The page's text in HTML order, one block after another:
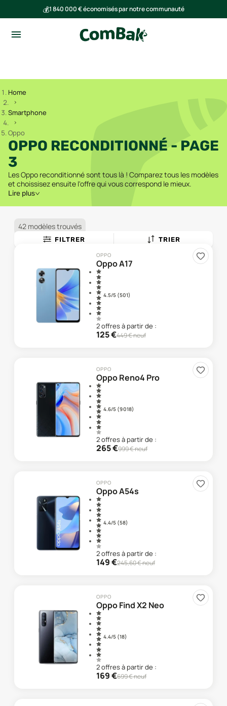
💰1 840 000 € économisés par notre communauté
Home
Smartphone
Oppo
OPPO RECONDITIONNÉ - PAGE
3
Les Oppo reconditionné sont tous là ! Comparez tous les modèles
et choissisez ensuite l'offre qui vous correspond le mieux.
Lire plus
42 modèles trouvés
FILTRER TRIER
OPPO
Oppo A17
4.5/5 (501)
2offresà partir de :
125€449€ neuf
OPPO
Oppo Reno4 Pro
4.6/5 (9 018)
2offresà partir de :
265€999€ neuf
OPPO
Oppo A54s
4.4/5 (58)
2offresà partir de :
149€245,60€ neuf
OPPO
Oppo Find X2 Neo
4.4/5 (18)
2offresà partir de :
169€699€ neuf